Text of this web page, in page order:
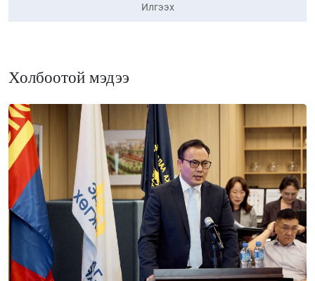
Илгээх
Холбоотой мэдээ